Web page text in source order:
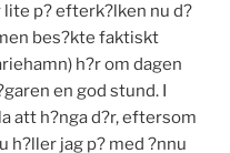
p? efterk?lken nu d?
bes?kte faktiskt
h?r om dagen
en god stund. I
att h?nga d?r, eftersom
h?ller jag p? med ?nnu